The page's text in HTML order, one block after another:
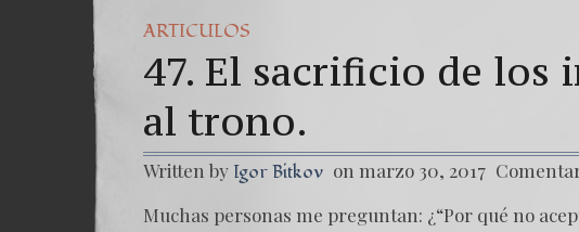
ARTICULOS
47. El sacrificio de los
al trono.
Written by Igor Bitkov on marzo 30, 2017
Muchas personas me preguntan: ¿“Por qué no